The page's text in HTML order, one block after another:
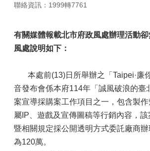
聯絡資訊：1999轉7761
有關媒體報載北市府政風處辦理活動
風處說明如下：
本處前(13)日所舉辦之「Taipei·廉
音發布會係本府114年「誠風破浪的臺
案宣導採購案工作項目之一，包含製
屬IP、遊戲及宣傳圖稿等行銷內容，
暨相關規定採公開透明方式委託廠商
為120萬。